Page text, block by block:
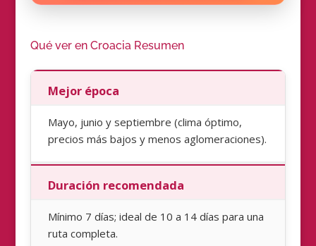
Qué ver en Croacia Resumen
Mejor época
Mayo, junio y septiembre (clima óptimo,
precios más bajos y menos aglomeraciones).
Duración recomendada
Mínimo 7 días; ideal de 10 a 14 días para una
ruta completa.